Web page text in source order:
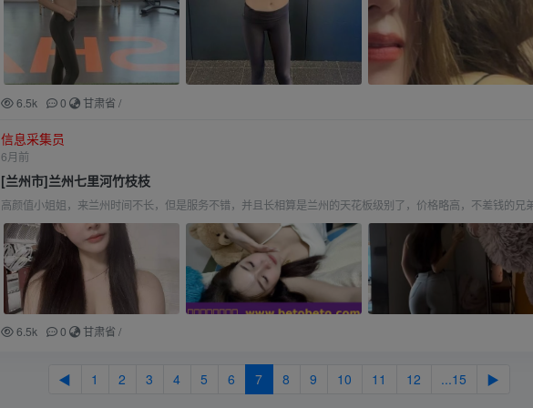
6.5k 0 甘肃省/
信息采集员
6月前
[兰州市]兰州七里河竹枝枝
高颜值小姐姐，来兰州时间不长，但是服务不错，并且长相算是兰州的天花板级别了，价格略高，不差钱的兄
6.5k 0 甘肃省/
◀ 1 2 3 4 5 6 7 8 9 10 11 12 ...15 ▶